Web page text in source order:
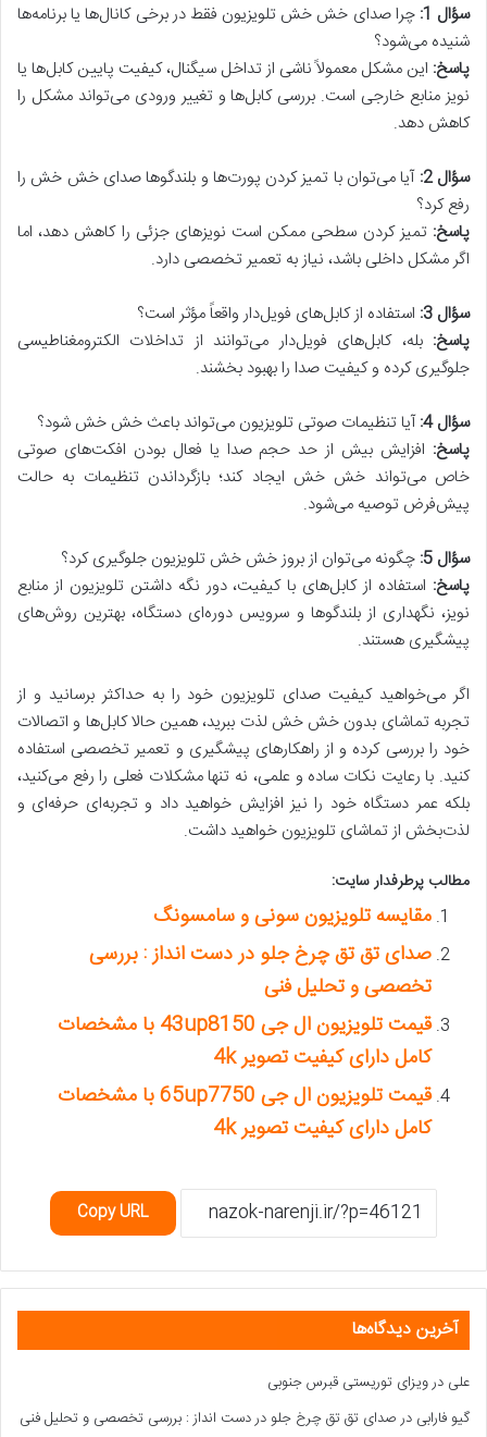
سؤال 1:
چرا صدای خش خش تلویزیون فقط در برخی کانال‌ها یا برنامه‌ها
شنیده می‌شود؟
پاسخ: این مشکل معمولاً ناشی از تداخل سیگنال، کیفیت پایین کابل‌ها یا
نویز منابع خارجی است. بررسی کابل‌ها و تغییر ورودی می‌تواند مشکل را
کاهش دهد.
سؤال 2:
آیا می‌توان با تمیز کردن پورت‌ها و بلندگوها صدای خش خش را
رفع کرد؟
پاسخ: تمیز کردن سطحی ممکن است نویزهای جزئی را کاهش دهد، اما
اگر مشکل داخلی باشد، نیاز به تعمیر تخصصی دارد.
سؤال 3:
استفاده از کابل‌های فویل‌دار واقعاً مؤثر است؟
پاسخ: بله، کابل‌های فویل‌دار می‌توانند از تداخلات الکترومغناطیسی
جلوگیری کرده و کیفیت صدا را بهبود بخشند.
سؤال 4: آیا تنظیمات صوتی تلویزیون می‌تواند باعث خش خش شود؟
پاسخ: افزایش بیش از حد حجم صدا یا فعال بودن افکت‌های صوتی
خاص می‌تواند خش خش ایجاد کند؛ بازگرداندن تنظیمات به حالت
پیش‌فرض توصیه می‌شود.
سؤال 5:
چگونه می‌توان از بروز خش خش تلویزیون جلوگیری کرد؟
پاسخ: استفاده از کابل‌های با کیفیت، دور نگه داشتن تلویزیون از منابع
نویز، نگهداری از بلندگوها و سرویس دوره‌ای دستگاه، بهترین روش‌های
پیشگیری هستند.
اگر می‌خواهید کیفیت صدای تلویزیون خود را به حداکثر برسانید و از
تجربه تماشای بدون خش خش لذت ببرید، همین حالا کابل‌ها و اتصالات
خود را بررسی کرده و از راهکارهای پیشگیری و تعمیر تخصصی استفاده
کنید. با رعایت نکات ساده و علمی، نه تنها مشکلات فعلی را رفع می‌کنید،
بلکه عمر دستگاه خود را نیز افزایش خواهید داد و تجربه‌ای حرفه‌ای و
لذت‌بخش از تماشای تلویزیون خواهید داشت.
مطالب پرطرفدار سایت:
مقایسه تلویزیون سونی و سامسونگ
صدای تق تق چرخ جلو در دست انداز : بررسی
تخصصی و تحلیل فنی
قیمت تلویزیون ال جی 43up8150 ️با مشخصات
کامل دارای کیفیت تصویر 4k
قیمت تلویزیون ال جی 65up7750 ️با مشخصات
کامل دارای کیفیت تصویر 4k
Copy URL
آخرین دیدگاه‌ها
علی درویزای توریستی قبرس جنوبی
گیو فارابی درصدای تق تق چرخ جلو در دست انداز : بررسی تخصصی و تحلیل فنی